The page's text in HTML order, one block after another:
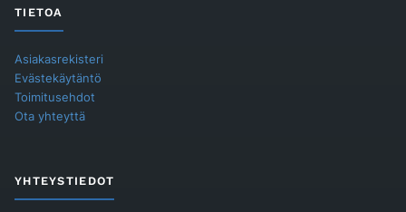
TIETOA
Asiakasrekisteri
Evästekäytäntö
Toimitusehdot
Ota yhteyttä
YHTEYSTIEDOT